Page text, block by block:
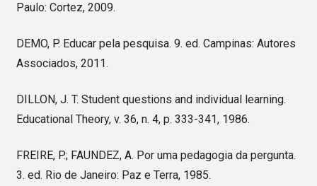
Paulo: Cortez, 2009.
DEMO, P. Educar pela pesquisa. 9. ed. Campinas: Autores
Associados, 2011.
DILLON, J. T. Student questions and individual learning.
Educational Theory, v. 36, n. 4, p. 333-341, 1986.
FREIRE, P.; FAUNDEZ, A. Por uma pedagogia da pergunta.
3. ed. Rio de Janeiro: Paz e Terra, 1985.